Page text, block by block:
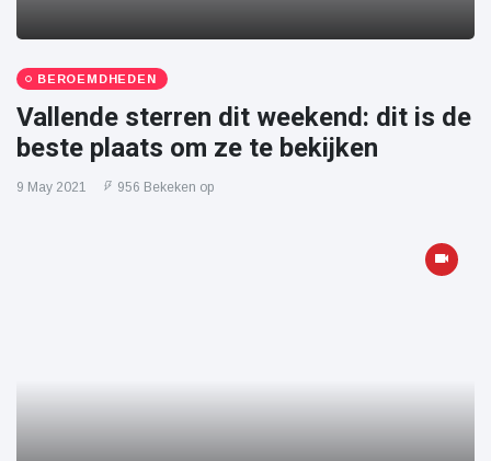
BEROEMDHEDEN
Vallende sterren dit weekend: dit is de
beste plaats om ze te bekijken
9 May 2021 956 Bekeken op